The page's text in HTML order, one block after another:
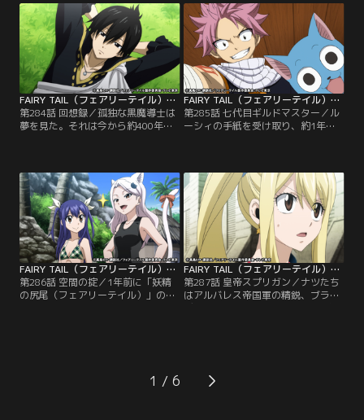
ていたエルザから真相を知らされた
ナツたちは、教団の悪行を止めるた
め、浄化作戦の決行地・マルバの街
へ急行する。敵は数千にもおよぶ黒
魔導士だが、心に光を宿した妖精た
ちが今、鉄槌を下す！
すべく、人智を超える存在・ヤクマ
十八闘神の一人、『イクサツナギ』
を召喚する。仲間を軽んじるアーロ
ックに怒り心頭のナツは、巨大な闘
神を止めるべく立ち向かうのだっ
た。
FAIRY TAIL（フェアリーテイル）ファイナルシリーズ 第284話
第284話 回想録／孤独な黒魔導士は
夢を見た。それは今から約400年も
話。まわりの大人が止めるのを聞か
ずに禁断の研究を続けた彼は、やが
てアンクセラム神の怒りに触れて矛
盾の呪いをかけられてしまうのだっ
た。
FAIRY TAIL（フェアリーテイル）ファイナルシリーズ 第285話
第285話 七代目ギルドマスター／ル
ーシィの手紙を受け取り、約1年振
壊した建物の再建を始める。一方で
正式なギルドとして認めてもらうに
はギルドマスターの存在が不可欠で
ある。マカロフ不在のフェアリーテ
イルで誰がギルドをまとめるのか。
FAIRY TAIL（フェアリーテイル）ファイナルシリーズ 第286話
第286話 空間の掟／1年前に「妖精
の尻尾（フェアリーテイル）」のギ
と落ち合うため、カラコール島に立
ち寄ろうとした一行だったが、そこ
FAIRY TAIL（フェアリーテイル）ファイナルシリーズ 第287話
第287話 皇帝スプリガン／ナツたち
はアルバレス帝国軍の精鋭、ブラン
ディッシュ・μの洗礼を受ける。島
きたのは、思いもよらぬ者だった。
一方その頃、アルバレスの首都で
1